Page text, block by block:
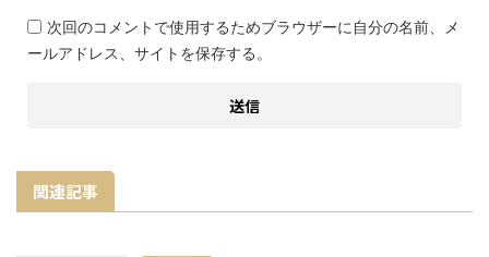
次回のコメントで使用するためブラウザーに自分の名前、メ
ールアドレス、サイトを保存する。
関連記事